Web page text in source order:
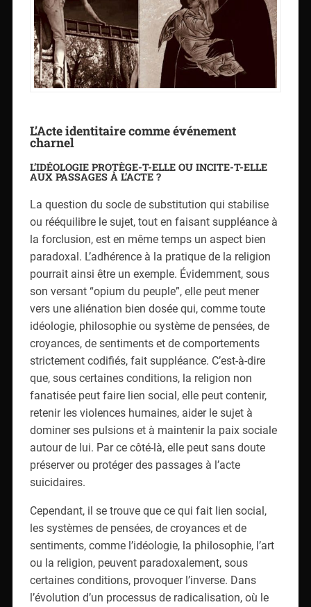
L’Acte identitaire comme événement
charnel
L’IDÉOLOGIE PROTÈGE-T-ELLE OU INCITE-T-ELLE
AUX PASSAGES À L’ACTE ?
La question du socle de substitution qui stabilise
ou rééquilibre le sujet, tout en faisant suppléance à
la forclusion, est en même temps un aspect bien
paradoxal. L’adhérence à la pratique de la religion
pourrait ainsi être un exemple. Évidemment, sous
son versant “opium du peuple”, elle peut mener
vers une aliénation bien dosée qui, comme toute
idéologie, philosophie ou système de pensées, de
croyances, de sentiments et de comportements
strictement codifiés, fait suppléance. C’est-à-dire
que, sous certaines conditions, la religion non
fanatisée peut faire lien social, elle peut contenir,
retenir les violences humaines, aider le sujet à
dominer ses pulsions et à maintenir la paix sociale
autour de lui. Par ce côté-là, elle peut sans doute
préserver ou protéger des passages à l’acte
suicidaires.
Cependant, il se trouve que ce qui fait lien social,
les systèmes de pensées, de croyances et de
sentiments, comme l’idéologie, la philosophie, l’art
ou la religion, peuvent paradoxalement, sous
certaines conditions, provoquer l’inverse. Dans
l’évolution d’un processus de radicalisation, où le